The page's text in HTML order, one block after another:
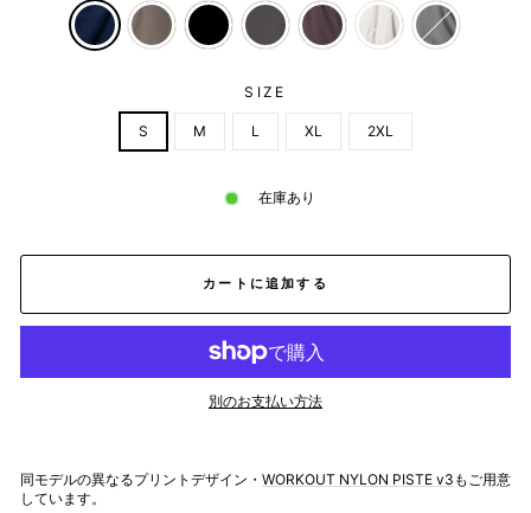
SIZE
S M L XL 2XL
在庫あり
カートに追加する
別のお支払い方法
同モデルの異なるプリントデザイン・ WORKOUT NYLON PISTE v3 もご用意
しています。